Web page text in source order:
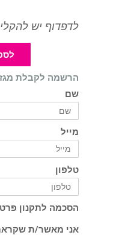
לדפדוף יש
הרשמה לקבלת
שם
מייל
טלפון
הסכמה לתקנון
אני מאשר/ת